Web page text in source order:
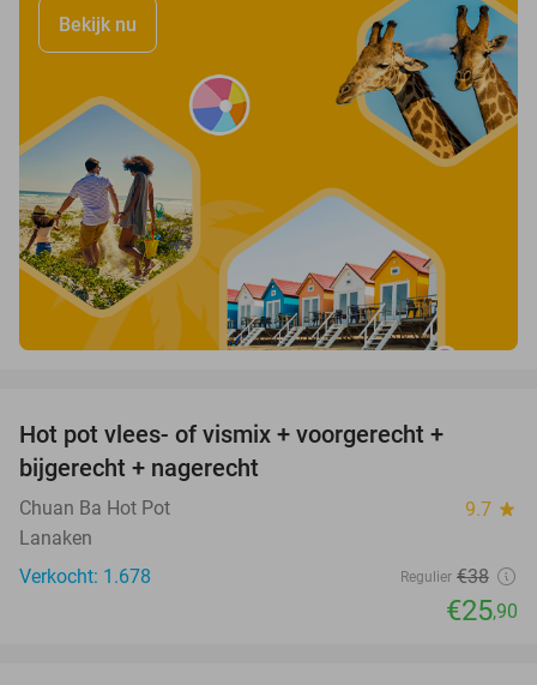
Bekijk nu
Hot pot vlees- of vismix + voorgerecht +
bijgerecht + nagerecht
Chuan Ba Hot Pot 9.7 star
Lanaken
Verkocht: 1.678
Regulier €38
€25,90